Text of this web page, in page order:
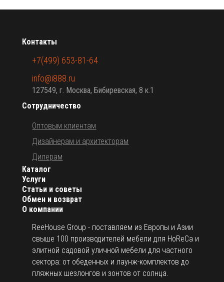
О компании
ReeHouse Group - поставляем из Европы и Азии
свыше 100 производителей мебели для HoReCa и
элитной садовой уличной мебели для частного
сектора: от обеденных и лаунж-комплектов до
пляжных шезлонгов и зонтов от солнца.
Каталог
Услуги
Статьи и советы
Обмен и возврат
Сотрудничество
Оптовым клиентам
Дизайнерам и архитекторам
Дилерам
Контакты
+7(499) 653-81-64
info@i888.ru
127549, г. Москва, Бибиревская, 8 к.1